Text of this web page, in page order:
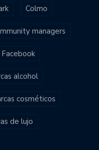
Colmo
managers
Facebook
alcohol
cosméticos
de lujo